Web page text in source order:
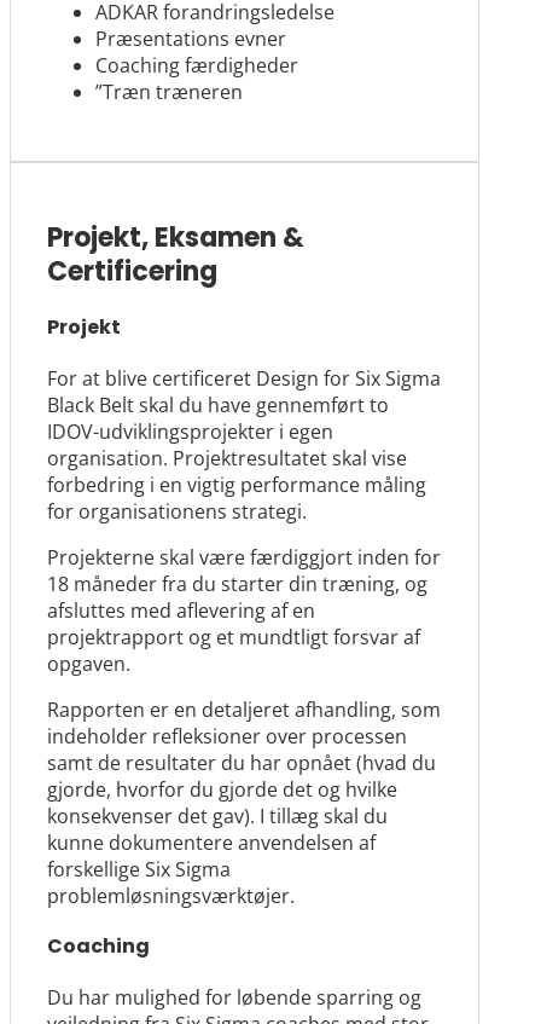
ADKAR forandringsledelse
Præsentations evner
Coaching færdigheder
”Træn træneren
Projekt, Eksamen &
Certificering
Projekt
For at blive certificeret Design for Six Sigma
Black Belt skal du have gennemført to
IDOV-udviklingsprojekter i egen
organisation. Projektresultatet skal vise
forbedring i en vigtig performance måling
for organisationens strategi.
Projekterne skal være færdiggjort inden for
18 måneder fra du starter din træning, og
afsluttes med aflevering af en
projektrapport og et mundtligt forsvar af
opgaven.
Rapporten er en detaljeret afhandling, som
indeholder refleksioner over processen
samt de resultater du har opnået (hvad du
gjorde, hvorfor du gjorde det og hvilke
konsekvenser det gav). I tillæg skal du
kunne dokumentere anvendelsen af
forskellige Six Sigma
problemløsningsværktøjer.
Coaching
Du har mulighed for løbende sparring og